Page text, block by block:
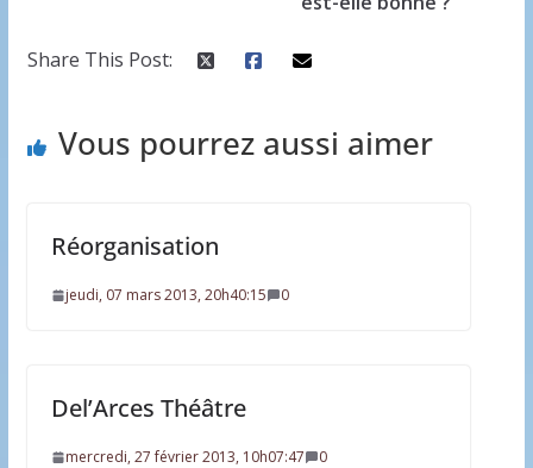
Share This Post:
Vous pourrez aussi aimer
Réorganisation
jeudi, 07 mars 2013, 20h40:15 0
Del’Arces Théâtre
mercredi, 27 février 2013, 10h07:47 0